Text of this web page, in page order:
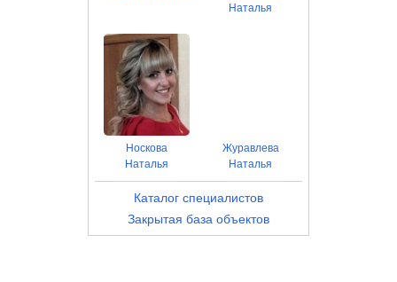
Наталья
Носкова
Наталья
Журавлева
Наталья
Каталог специалистов
Закрытая база объектов